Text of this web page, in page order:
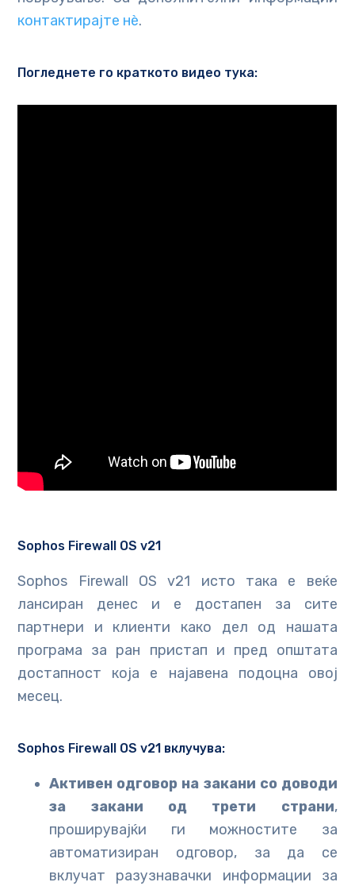
контактирајте нѐ.
Погледнете го краткото видео тука:
Sophos Firewall OS v21
Sophos Firewall OS v21 исто така е веќе
лансиран денес и е достапен за сите
партнери и клиенти како дел од нашата
програма за ран пристап и пред општата
достапност која е најавена подоцна овој
месец.
Sophos Firewall OS v21 вклучува:
Активен одговор на закани со доводи
за закани од трети страни,
проширувајќи ги можностите за
автоматизиран одговор, за да се
вклучат разузнавачки информации за